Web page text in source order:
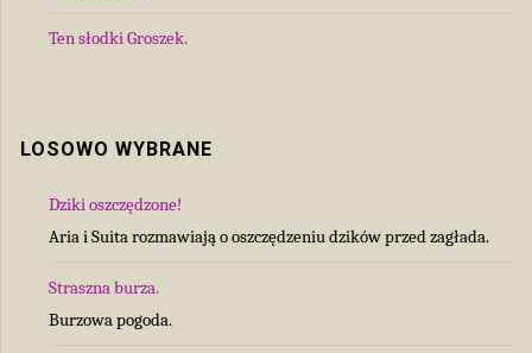
Ten słodki Groszek.
LOSOWO WYBRANE
Dziki oszczędzone!
Aria i Suita rozmawiają o oszczędzeniu dzików przed zagłada.
Straszna burza.
Burzowa pogoda.